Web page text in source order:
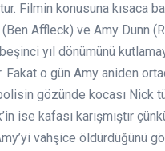
Filmin konusuna kısaca
Affleck) ve Amy Dunn
yıl dönümünü
Fakat o gün Amy aniden
gözünde kocası Nick
ise kafası karışmıştır
vahşice öldürdüğünü